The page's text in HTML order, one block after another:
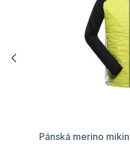
Pánská merino